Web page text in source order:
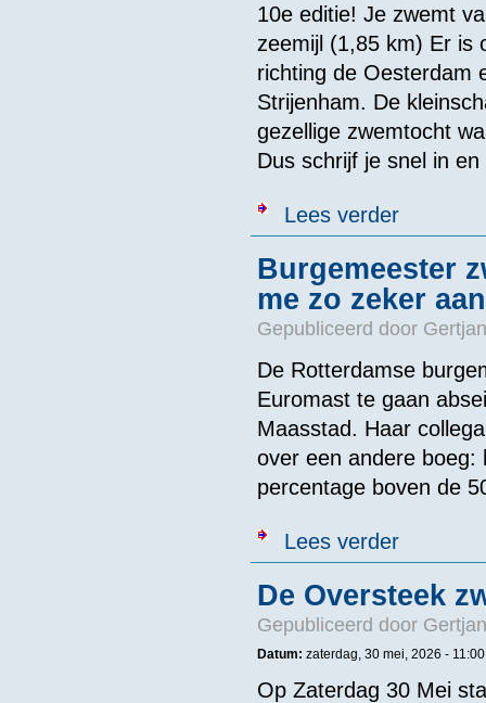
10e editie! Je zwemt
zeemijl (1,85 km) Er is
richting de Oesterdam
Strijenham. De
gezellige zwemtocht
Dus schrijf je snel in
Lees verderover
Burgemeester
me zo zeker
Gepubliceerd door
De Rotterdamse
Euromast te gaan
Maasstad. Haar
over een andere boeg:
percentage boven de
Lees verderover
De Oversteek
Gepubliceerd door
Datum: zaterdag, 30 mei, 2026 - 11:00
Op Zaterdag 30 Mei